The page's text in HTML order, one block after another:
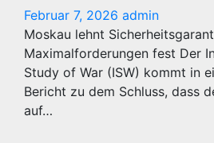
Februar 7, 2026 admin
Moskau lehnt
Maximalforderungen fest Der
Study of War (ISW) kommt in
Bericht zu dem Schluss, dass
auf…